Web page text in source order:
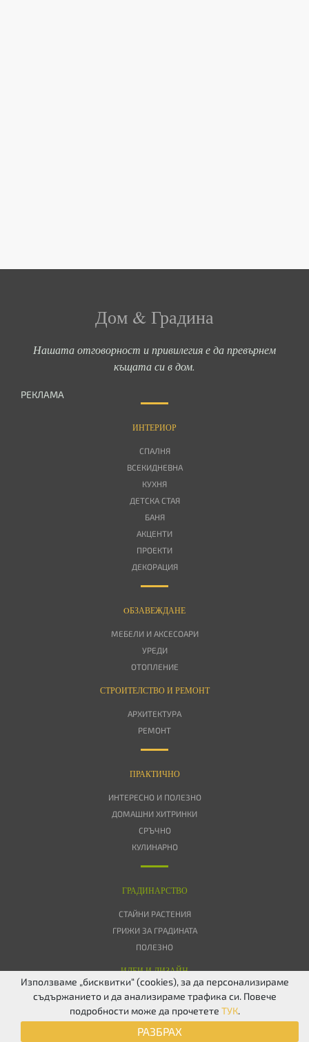
Дом & Градина
Нашата отговорност и привилегия е да превърнем
къщата си в дом.
РЕКЛАМА
ИНТЕРИОР
СПАЛНЯ
ВСЕКИДНЕВНА
КУХНЯ
ДЕТСКА СТАЯ
БАНЯ
АКЦЕНТИ
ПРОЕКТИ
ДЕКОРАЦИЯ
OБЗАВЕЖДАНЕ
МЕБЕЛИ И АКСЕСОАРИ
УРЕДИ
ОТОПЛЕНИЕ
СТРОИТЕЛСТВО И РЕМОНТ
АРХИТЕКТУРА
РЕМОНТ
ПРАКТИЧНО
ИНТЕРЕСНО И ПОЛЕЗНО
ДОМАШНИ ХИТРИНКИ
СРЪЧНО
КУЛИНАРНО
ГРАДИНАРСТВО
СТАЙНИ РАСТЕНИЯ
ГРИЖИ ЗА ГРАДИНАТА
ПОЛЕЗНО
ИДЕИ И ДИЗАЙН
ПОВЕРИТЕЛНОСТ БИСКВИТКИ КОНТАКТИ
TWITTER
© 2026 Дом & Градина. Всички права запазени.
Използваме „бисквитки“ (cookies), за да персонализираме
съдържанието и да анализираме трафика си. Повече
подробности може да прочетете ТУК.
РАЗБРАХ